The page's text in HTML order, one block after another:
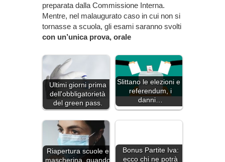
preparata dalla Commissione Interna.
Mentre, nel malaugurato caso in cui non si
tornasse a scuola, gli esami saranno svolti
con un’unica prova, orale
Ultimi giorni prima
dell'obbligatorietà
del green pass.
Slittano le elezioni e i
referendum, i
danni…
Riapertura scuole e
mascherina, quando
Bonus Partite Iva:
ecco chi ne potrà